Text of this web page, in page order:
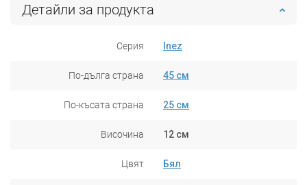
Детайли за продукта
Серия Inez
По-дълга страна 45 см
По-късата страна 25 см
Височина 12 см
Цвят Бял